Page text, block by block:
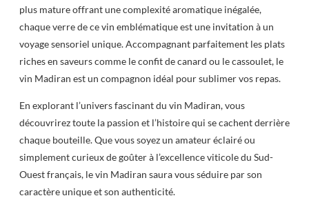
plus mature offrant une complexité aromatique inégalée,
chaque verre de ce vin emblématique est une invitation à un
voyage sensoriel unique. Accompagnant parfaitement les plats
riches en saveurs comme le confit de canard ou le cassoulet, le
vin Madiran est un compagnon idéal pour sublimer vos repas.
En explorant l’univers fascinant du vin Madiran, vous
découvrirez toute la passion et l’histoire qui se cachent derrière
chaque bouteille. Que vous soyez un amateur éclairé ou
simplement curieux de goûter à l’excellence viticole du Sud-
Ouest français, le vin Madiran saura vous séduire par son
caractère unique et son authenticité.